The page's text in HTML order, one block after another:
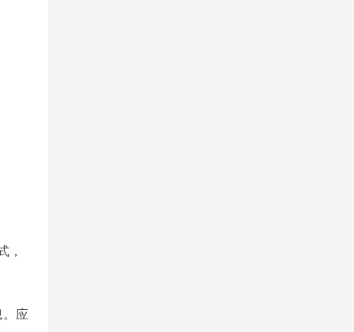
，
。应